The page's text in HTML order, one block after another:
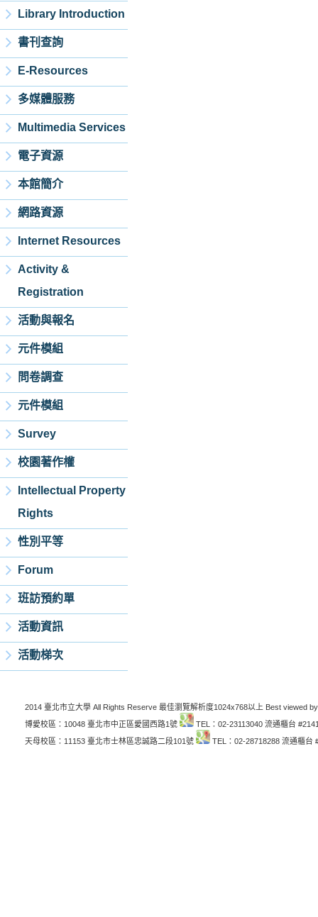
Library Introduction
書刊查詢
E-Resources
多媒體服務
Multimedia Services
電子資源
本館簡介
網路資源
Internet Resources
Activity &
Registration
活動與報名
元件模組
問卷調查
元件模組
Survey
校園著作權
Intellectual Property
Rights
性別平等
Forum
班訪預約單
活動資訊
活動梯次
2014 臺北市立大學 All Rights Reserve 最佳瀏覽解析度1024x768以上 Best viewed
博愛校區：10048 臺北市中正區愛國西路1號
TEL：02-23113040 流通櫃台
天母校區：11153 臺北市士林區忠誠路二段101號
TEL：02-28718288 流通櫃台